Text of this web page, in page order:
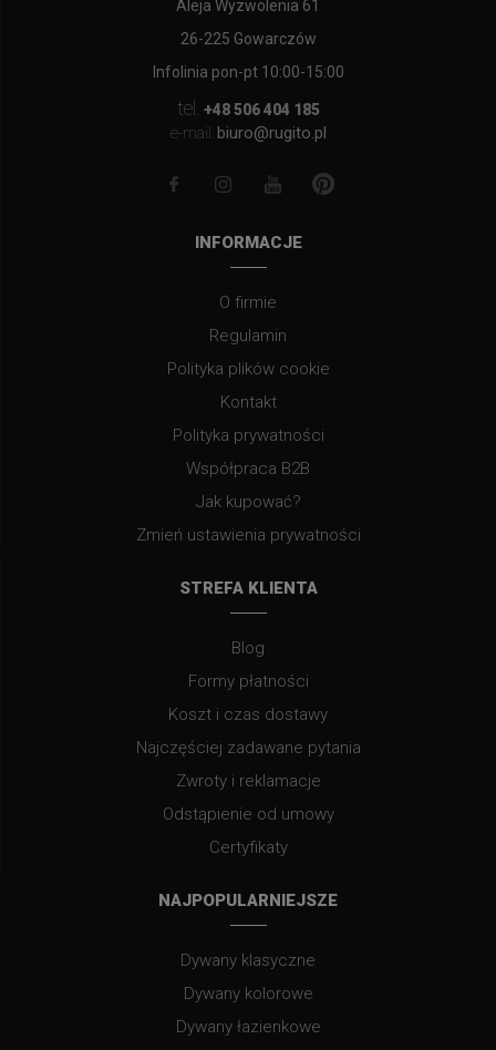
Aleja Wyzwolenia 61
26-225 Gowarczów
Infolinia pon-pt 10:00-15:00
tel. +48 506 404 185
e-mail: biuro@rugito.pl
INFORMACJE
O firmie
Regulamin
Polityka plików cookie
Kontakt
Polityka prywatności
Współpraca B2B
Jak kupować?
Zmień ustawienia prywatności
STREFA KLIENTA
Blog
Formy płatności
Koszt i czas dostawy
Najczęściej zadawane pytania
Zwroty i reklamacje
Odstąpienie od umowy
Certyfikaty
NAJPOPULARNIEJSZE
Dywany klasyczne
Dywany kolorowe
Dywany łazienkowe